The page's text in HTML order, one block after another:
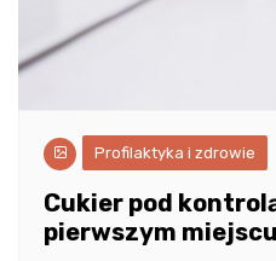
Profilaktyka i zdrowie
Cukier pod
pierwszym